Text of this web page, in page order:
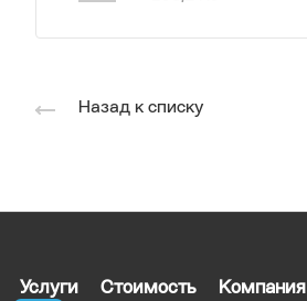
Назад к списку
Услуги Стоимость Компания